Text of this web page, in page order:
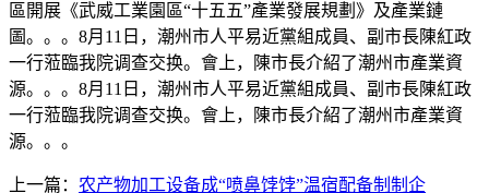
區開展《武威工業園區“十五五”產業發展規劃》及產業鏈
圖。。。8月11日，潮州市人平易近黨組成員、副市長陳紅政
一行蒞臨我院调查交换。會上，陳市長介紹了潮州市產業資
源。。。8月11日，潮州市人平易近黨組成員、副市長陳紅政
一行蒞臨我院调查交换。會上，陳市長介紹了潮州市產業資
源。。。
上一篇： 农产物加工设备成“喷鼻饽饽”温宿配备制制企